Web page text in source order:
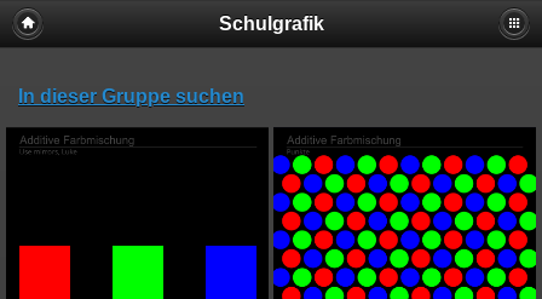
Schulgrafik
In dieser Gruppe suchen